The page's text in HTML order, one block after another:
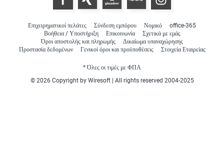
Επιχειρηματικοί πελάτες Σύνδεση εμπόρου Νομικό
office-365
Βοήθεια / Υποστήριξη
Επικοινωνία
Σχετικά με εμάς
Όροι αποστολής και πληρωμής
Δικαίωμα υπαναχώρησης
Προστασία δεδομένων
Γενικοί όροι και προϋποθέσεις Στοιχεία Εταιρείας
* Όλες οι τιμές με ΦΠΑ
© 2026 Copyright by Wiresoft | All rights reserved 2004-2025